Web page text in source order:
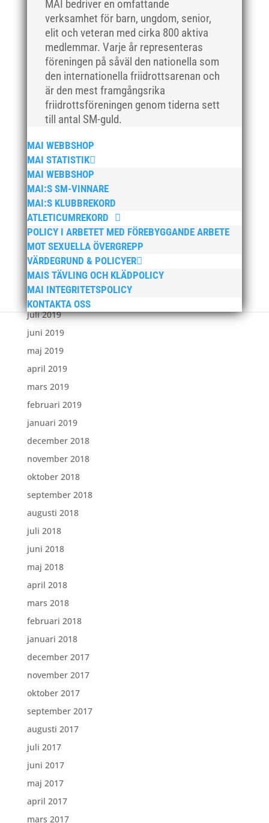
MAI bedriver en omfattande
verksamhet för barn, ungdom, senior,
elit och veteran med cirka 800 aktiva
medlemmar. Varje år representeras
föreningen på såväl den nationella som
den internationella friidrottsarenan och
är den mest framgångsrika
friidrottsföreningen genom tiderna sett
till antal SM-guld.
MAI WEBBSHOP
MAI STATISTIK
MAI WEBBSHOP
MAI:S SM-VINNARE
MAI:S KLUBBREKORD
ATLETICUMREKORD
POLICY I ARBETET MED FÖREBYGGANDE ARBETE
MOT SEXUELLA ÖVERGREPP
VÄRDEGRUND & POLICYER
MAIS TÄVLING OCH KLÄDPOLICY
MAI INTEGRITETSPOLICY
KONTAKTA OSS
april 2021
mars 2021
februari 2021
december 2020
november 2020
oktober 2020
september 2020
juni 2020
april 2020
mars 2020
februari 2020
januari 2020
november 2019
oktober 2019
september 2019
augusti 2019
juli 2019
juni 2019
maj 2019
april 2019
mars 2019
februari 2019
januari 2019
december 2018
november 2018
oktober 2018
september 2018
augusti 2018
juli 2018
juni 2018
maj 2018
april 2018
mars 2018
februari 2018
januari 2018
december 2017
november 2017
oktober 2017
september 2017
augusti 2017
juli 2017
juni 2017
maj 2017
april 2017
mars 2017